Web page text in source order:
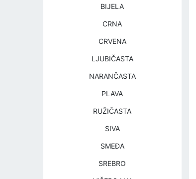
BIJELA
CRNA
CRVENA
LJUBIČASTA
NARANČASTA
PLAVA
RUŽIČASTA
SIVA
SMEĐA
SREBRO